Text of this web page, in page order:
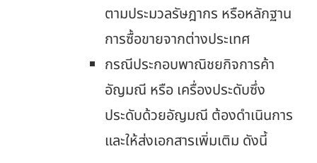
ตามประมวลรัษฎากร หรือหลักฐาน
การซื้อขายจากต่างประเทศ
กรณีประกอบพาณิชยกิจการค้า
อัญมณี หรือ เครื่องประดับซึ่ง
ประดับด้วยอัญมณี ต้องดำเนินการ
และให้ส่งเอกสารเพิ่มเติม ดังนี้